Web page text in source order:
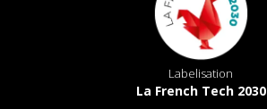
Labelisation
La French Tech 2030